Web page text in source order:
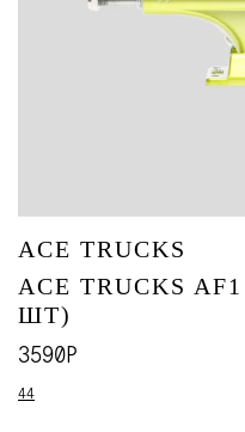
ACE TRUCKS
ACE TRUCKS
ШТ)
3590Р
44